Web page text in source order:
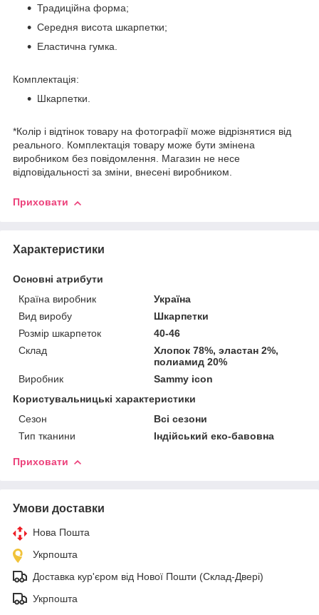
Традиційна форма;
Середня висота шкарпетки;
Еластична гумка.
Комплектація:
Шкарпетки.
*Колір і відтінок товару на фотографії може відрізнятися від
реального. Комплектація товару може бути змінена
виробником без повідомлення. Магазин не несе
відповідальності за зміни, внесені виробником.
Приховати
Характеристики
Основні атрибути
Країна виробник
Україна
Вид виробу
Шкарпетки
Розмір шкарпеток
40-46
Склад
Хлопок 78%, эластан 2%,
полиамид 20%
Виробник
Sammy icon
Користувальницькі характеристики
Сезон
Всі сезони
Тип тканини
Індійський еко-бавовна
Приховати
Умови доставки
Нова Пошта
Укрпошта
Доставка кур'єром від Нової Пошти (Склад-Двері)
Укрпошта